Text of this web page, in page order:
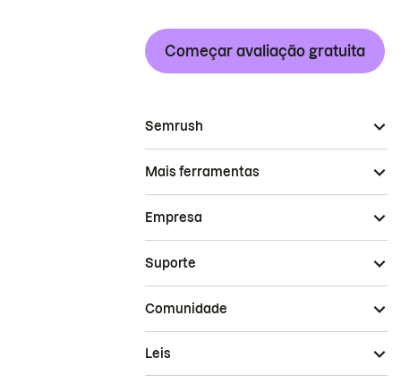
Começar avaliação gratuita
Semrush
Mais ferramentas
Empresa
Suporte
Comunidade
Leis